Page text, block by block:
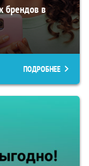
брендов в
ПОДРОБНЕЕ